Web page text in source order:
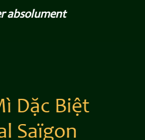
absolument
Dặc Biệt
Saïgon